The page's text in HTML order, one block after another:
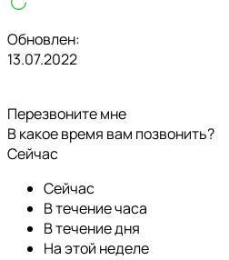
Обновлен:
13.07.2022
Перезвоните мне
В какое время вам позвонить?
Сейчас
Сейчас
В течение часа
В течение дня
На этой неделе